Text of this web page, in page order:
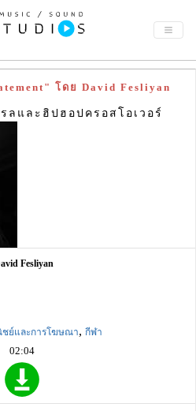
โดย David Fesliyan
ลและฮิปฮอปครอสโอเวอร์
Fesliyan
ชย์และการโฆษณา, กีฬา
02:04